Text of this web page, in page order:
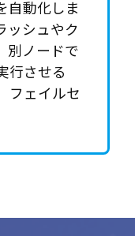
自動化しま
ッシュやク
別ノードで
行させる
フェイルセ